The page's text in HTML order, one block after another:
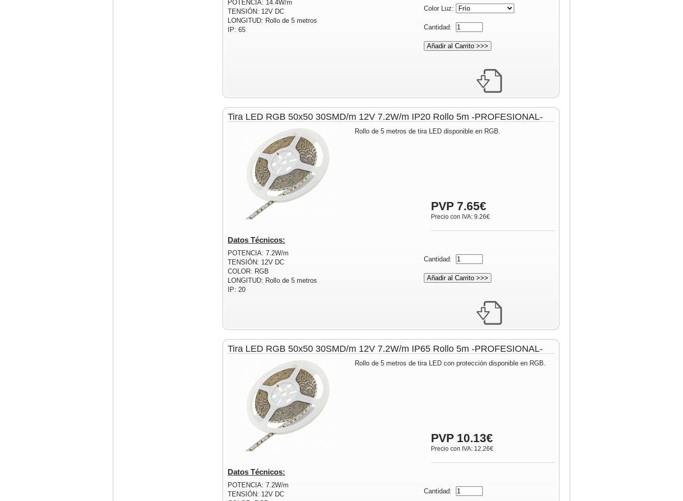
POTENCIA: 14.4W/m
TENSIÓN: 12V DC
LONGITUD: Rollo de 5 metros
IP: 65
Color Luz:
Cantidad:
Tira LED RGB 50x50 30SMD/m 12V 7.2W/m IP20 Rollo 5m -PROFESIONAL-
Rollo de 5 metros de tira LED disponible en RGB.
PVP 7.65€
Precio con IVA: 9.26€
Datos Técnicos:
POTENCIA: 7.2W/m
TENSIÓN: 12V DC
COLOR: RGB
LONGITUD: Rollo de 5 metros
IP: 20
Cantidad:
Tira LED RGB 50x50 30SMD/m 12V 7.2W/m IP65 Rollo 5m -PROFESIONAL-
Rollo de 5 metros de tira LED con protección disponible en RGB.
PVP 10.13€
Precio con IVA: 12.26€
Datos Técnicos:
POTENCIA: 7.2W/m
TENSIÓN: 12V DC
Cantidad: